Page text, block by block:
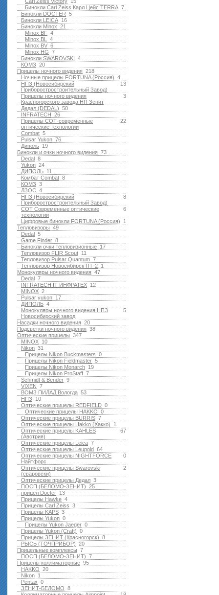
7
Бинокли Carl Zeiss Карл Цейс TERRA
5
Бинокли DOCTER
16
Бинокли LEICA
21
Бинокли Minox
4
Minox BF
4
Minox BL
6
Minox BV
7
Minox HG
4
Бинокли SWAROVSKI
20
КОМЗ
218
Прицелы ночного видения
4
Ночные прицелы FORTUNA (Россия)
13
НПЗ (Новосибирский
Приборостростроительный Завод)
3
Прицелы ночного видения
Красногорского завода НП Зенит
50
Дедал (DEDAL)
26
INFRATECH
22
Прицелы СОТ-современные
оптические технологии
5
Combat
76
Pulsar Yukon
19
Диполь
73
Бинокли и очки ночного видения
8
Dedal
24
Yukon
11
ДИПОЛЬ
8
Комбат Combat
3
КОМЗ
4
ЛЗОС
8
НПЗ (Новосибирский
Приборостростроительный Завод)
6
СОТ Современные оптические
технологии
1
Цифровые бинокли FORTUNA (Россия)
49
Тепловизоры
5
Dedal
8
Game Finder
17
Бинокли очки тепловизионные
11
Тепловизор FLIR Scout
7
Тепловизор Pulsar Quantum
1
Тепловизор Новосибирск ПТ-2
47
Монокуляры ночного видения
7
Dedal
12
INFRATECH IT ИНФРАТЕХ
2
MINOX
17
Pulsar yukon
4
ДИПОЛЬ
5
Монокуляры ночного видения НПЗ
Новосибирский завод
20
Насадки ночного видения
38
Подсветки ночного видения
347
Оптические прицелы
10
MINOX
31
Nikon
0
Прицелы Nikon Buckmasters
5
Прицелы Nikon Fieldmaster
19
Прицелы Nikon Monarch
7
Прицелы Nikon ProStaff
9
Schmidt & Bender
7
VIXEN
53
ВОМЗ ПИЛАД Вологда
10
НПЗ
0
Оптические прицелы REDFIELD
0
Оптические прицелы HAKKO
7
Оптические прицелы BURRIS
1
Оптические прицелы Hakko (Хакко)
67
Оптические прицелы KAHLES
(Австрия)
7
Оптические прицелы Leica
64
Оптические прицелы Leupold
0
Оптические прицелы NIGHTFORCE
Найтфорс
2
Оптические прицелы Swarovski
(сваровски)
3
Оптические прицелы Дедал
25
ПОСП (БЕЛОМО-ЗЕНИТ)
13
прицел Docter
4
Прицелы Hawke
3
Прицелы Carl Zeiss
3
Прицелы KAPS
0
Прицелы Yukon
0
Прицелы Yukon Jaeger
0
Прицелы Yukon (Craft)
8
Прицелы ЗЕНИТ (Красногорск)
20
РЫСЬ (ТОЧПРИБОР)
7
Прицельные комплексы
7
ПОСП (БЕЛОМО-ЗЕНИТ)
95
Прицелы коллиматорные
20
HAKKO
1
Nikon
0
Pentax
8
ЗЕНИТ-БЕЛОМО